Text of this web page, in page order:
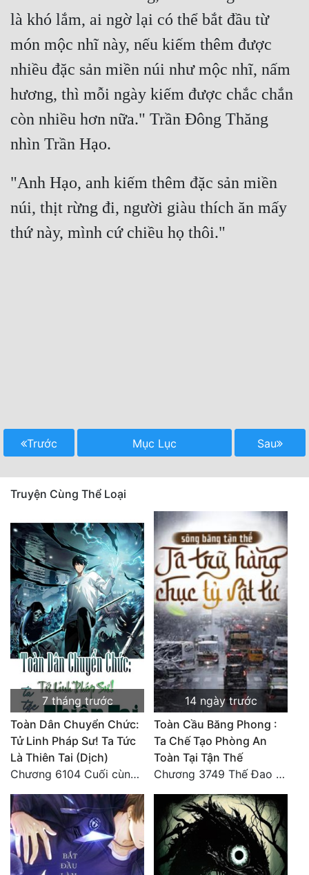
là khó lắm, ai ngờ lại có thể bắt đầu từ
món mộc nhĩ này, nếu kiếm thêm được
nhiều đặc sản miền núi như mộc nhĩ, nấm
hương, thì mỗi ngày kiếm được chắc chắn
còn nhiều hơn nữa." Trần Đông Thăng
"Anh Hạo, anh kiếm thêm đặc sản miền
núi, thịt rừng đi, người giàu thích ăn mấy
Trước Mục Lục Sau
Truyện Cùng Thể Loại
7 tháng trước
Toàn Dân Chuyển Chức:
Tử Linh Pháp Sư! Ta Tức
Là Thiên Tai (Dịch)
Chương 6104 Cuối cùng (HẾT)
14 ngày trước
Toàn Cầu Băng Phong :
Ta Chế Tạo Phòng An
Toàn Tại Tận Thế
Chương 3749 Thế Đao xuất kích